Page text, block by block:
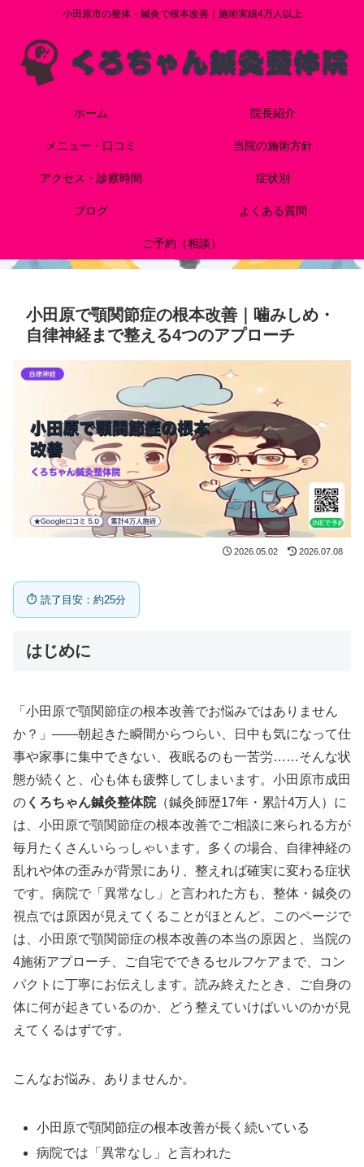
小田原市の整体・鍼灸で根本改善｜施術実績4万人以上
ホーム 院長紹介
メニュー・口コミ 当院の施術方針
アクセス・診察時間 症状別
ブログ よくある質問
ご予約（相談）
小田原で顎関節症の根本改善｜噛みしめ・
自律神経まで整える4つのアプローチ
2026.05.02 2026.07.08
⏱ 読了目安：約25分
はじめに
「小田原で顎関節症の根本改善でお悩みではありません
か？」——朝起きた瞬間からつらい、日中も気になって仕
事や家事に集中できない、夜眠るのも一苦労……そんな状
態が続くと、心も体も疲弊してしまいます。小田原市成田
の くろちゃん鍼灸整体院（鍼灸師歴17年・累計4万人）に
は、小田原で顎関節症の根本改善でご相談に来られる方が
毎月たくさんいらっしゃいます。多くの場合、自律神経の
乱れや体の歪みが背景にあり、整えれば確実に変わる症状
です。病院で「異常なし」と言われた方も、整体・鍼灸の
視点では原因が見えてくることがほとんど。このページで
は、小田原で顎関節症の根本改善の本当の原因と、当院の
4施術アプローチ、ご自宅でできるセルフケアまで、コン
パクトに丁寧にお伝えします。読み終えたとき、ご自身の
体に何が起きているのか、どう整えていけばいいのかが見
えてくるはずです。
こんなお悩み、ありませんか。
小田原で顎関節症の根本改善が長く続いている
病院では「異常なし」と言われた